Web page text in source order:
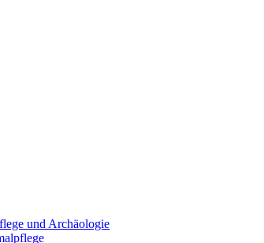
und Archäologie